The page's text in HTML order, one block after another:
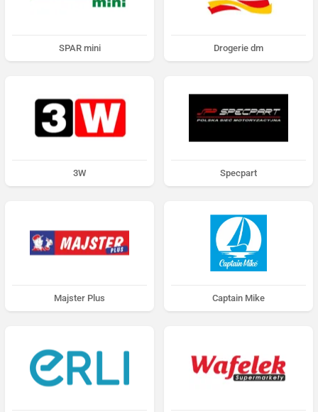
SPAR mini Drogerie dm
3W Specpart
Majster Plus Captain Mike